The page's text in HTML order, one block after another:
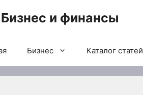
Бизнес и финансы
Бизнес Каталог статей